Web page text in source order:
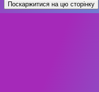
Поскаржитися на цю сторінку